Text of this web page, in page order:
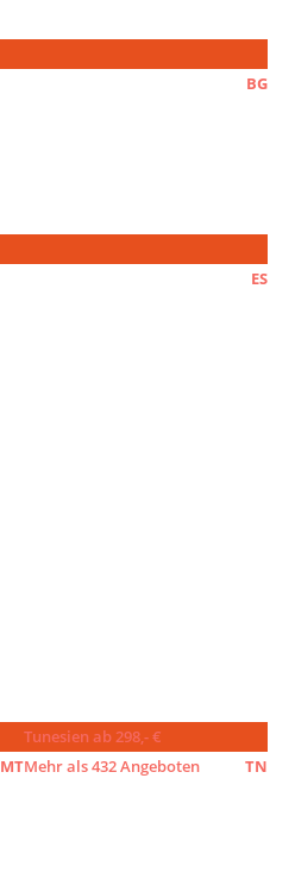
BG
ES
MT
Tunesien ab 298,- €
TN
Mehr als 432 Angeboten